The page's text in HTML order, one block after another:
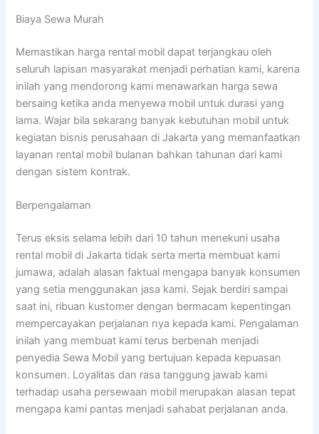
Biaya Sewa Murah
Memastikan harga rental mobil dapat terjangkau oleh
seluruh lapisan masyarakat menjadi perhatian kami, karena
inilah yang mendorong kami menawarkan harga sewa
bersaing ketika anda menyewa mobil untuk durasi yang
lama. Wajar bila sekarang banyak kebutuhan mobil untuk
kegiatan bisnis perusahaan di Jakarta yang memanfaatkan
layanan rental mobil bulanan bahkan tahunan dari kami
dengan sistem kontrak.
Berpengalaman
Terus eksis selama lebih dari 10 tahun menekuni usaha
rental mobil di Jakarta tidak serta merta membuat kami
jumawa, adalah alasan faktual mengapa banyak konsumen
yang setia menggunakan jasa kami. Sejak berdiri sampai
saat ini, ribuan kustomer dengan bermacam kepentingan
mempercayakan perjalanan nya kepada kami. Pengalaman
inilah yang membuat kami terus berbenah menjadi
penyedia Sewa Mobil yang bertujuan kepada kepuasan
konsumen. Loyalitas dan rasa tanggung jawab kami
terhadap usaha persewaan mobil merupakan alasan tepat
mengapa kami pantas menjadi sahabat perjalanan anda.